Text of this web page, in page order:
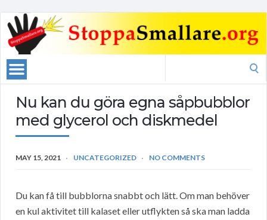
Nu kan du göra egna såpbubblor
med glycerol och diskmedel
MAY 15, 2021 UNCATEGORIZED NO COMMENTS
Du kan få till bubblorna snabbt och lätt. Om man behöver
en kul aktivitet till kalaset eller utflykten så ska man ladda